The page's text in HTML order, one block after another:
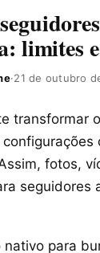
limites
·21 de outubro
transformar
fotos,
seguidores
para